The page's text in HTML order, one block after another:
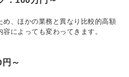
め、ほかの業務と異なり比較的高額
によっても変わってきます。
～